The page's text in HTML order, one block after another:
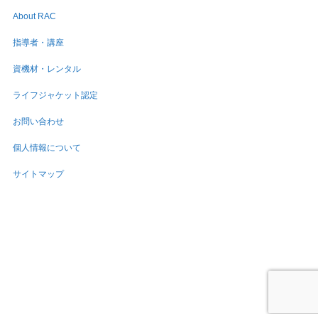
About RAC
指導者・講座
資機材・レンタル
ライフジャケット認定
お問い合わせ
個人情報について
サイトマップ